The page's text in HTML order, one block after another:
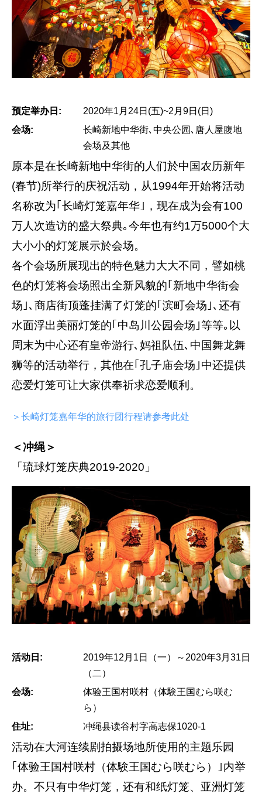
预定举办日:
2020年1月24日(五)~2月9日(日)
会场:
长崎新地中华街､中央公园､唐人屋腹地
会场及其他
原本是在长崎新地中华街的人们於中国农历新年
(春节)所举行的庆祝活动，从1994年开始将活动
名称改为｢长崎灯笼嘉年华｣，现在成为会有100
万人次造访的盛大祭典｡今年也有约1万5000个大
大小小的灯笼展示於会场。
各个会场所展现出的特色魅力大大不同，譬如桃
色的灯笼将会场照出全新风貌的｢新地中华街会
场｣､商店街顶蓬挂满了灯笼的｢滨町会场｣､还有
水面浮出美丽灯笼的｢中岛川公园会场｣等等｡以
周末为中心还有皇帝游行､妈祖队伍､中国舞龙舞
狮等的活动举行，其他在｢孔子庙会场｣中还提供
恋爱灯笼可让大家供奉祈求恋爱顺利。
＞长崎灯笼嘉年华的旅行团行程请参考此处
＜冲绳＞
「琉球灯笼庆典2019-2020」
活动日:
2019年12月1日（一）～2020年3月31日
（二）
会场:
体验王国村咲村（体験王国むら咲む
ら）
住址:
冲绳县读谷村字高志保1020-1
活动在大河连续剧拍摄场地所使用的主题乐园
｢体验王国村咲村（体験王国むら咲むら）｣内举
办。不只有中华灯笼，还有和纸灯笼、亚洲灯笼